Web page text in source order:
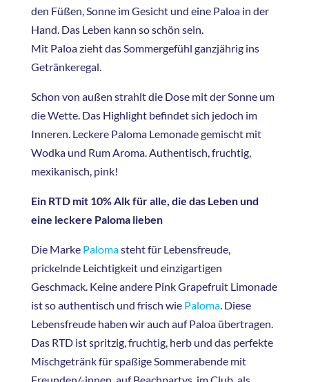
den Füßen, Sonne im Gesicht und eine Paloa in der
Hand. Das Leben kann so schön sein.
Mit Paloa zieht das Sommergefühl ganzjährig ins
Getränkeregal.
Schon von außen strahlt die Dose mit der Sonne um
die Wette. Das Highlight befindet sich jedoch im
Inneren. Leckere Paloma Lemonade gemischt mit
Wodka und Rum Aroma. Authentisch, fruchtig,
mexikanisch, pink!
Ein RTD mit 10% Alk für alle, die das Leben und
eine leckere Paloma lieben
Die Marke Palomasteht für Lebensfreude,
prickelnde Leichtigkeit und einzigartigen
Geschmack. Keine andere Pink Grapefruit Limonade
ist so authentisch und frisch wie Paloma. Diese
Lebensfreude haben wir auch auf Paloa übertragen.
Das RTD ist spritzig, fruchtig, herb und das perfekte
Mischgetränk für spaßige Sommerabende mit